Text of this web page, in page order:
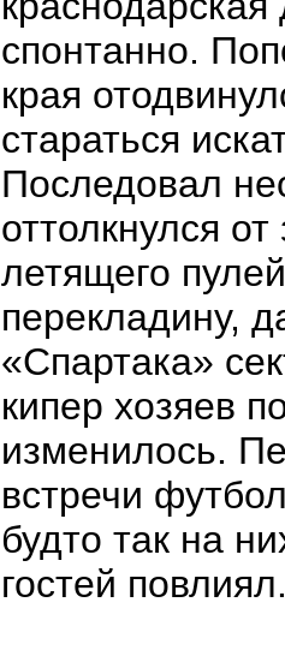
спонтанно.
края
стараться
Последовал
оттолкнулся
летящего
перекладину,
«Спартака»
кипер хозяев
изменилось.
встречи
будто так на
гостей